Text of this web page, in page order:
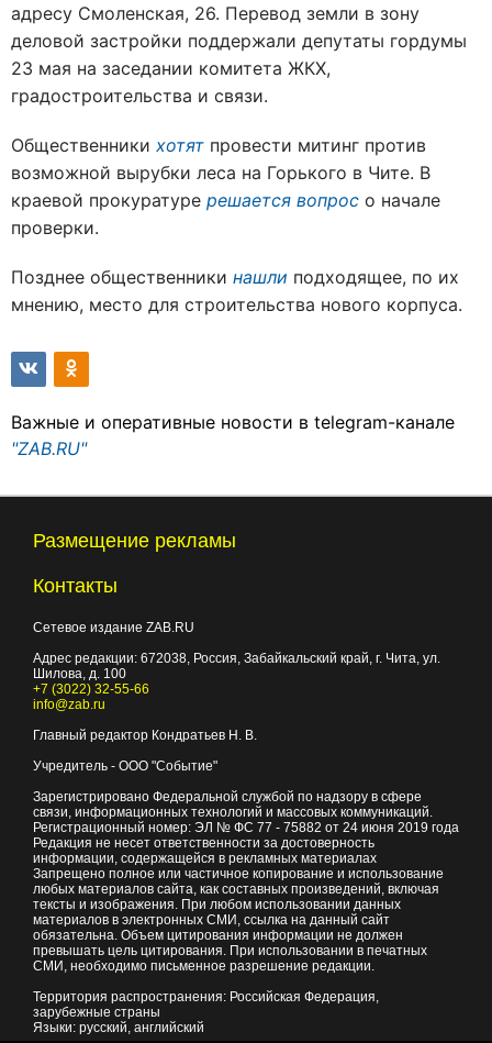
адресу Смоленская, 26. Перевод земли в зону
деловой застройки поддержали депутаты гордумы
23 мая на заседании комитета ЖКХ,
градостроительства и связи.
Общественники хотят провести митинг против
возможной вырубки леса на Горького в Чите. В
краевой прокуратуре решается вопрос о начале
проверки.
Позднее общественники нашли подходящее, по их
мнению, место для строительства нового корпуса.
Важные и оперативные новости в telegram-канале
"ZAB.RU"
Размещение рекламы
Контакты
Сетевое издание ZAB.RU
Адрес редакции: 672038, Россия, Забайкальский край, г. Чита, ул.
Шилова, д. 100
+7 (3022) 32-55-66
info@zab.ru
Главный редактор Кондратьев Н. В.
Учредитель - ООО "Событие"
Зарегистрировано Федеральной службой по надзору в сфере
связи, информационных технологий и массовых коммуникаций.
Регистрационный номер: ЭЛ № ФС 77 - 75882 от 24 июня 2019 года
Редакция не несет ответственности за достоверность
информации, содержащейся в рекламных материалах
Запрещено полное или частичное копирование и использование
любых материалов сайта, как составных произведений, включая
тексты и изображения. При любом использовании данных
материалов в электронных СМИ, ссылка на данный сайт
обязательна. Объем цитирования информации не должен
превышать цель цитирования. При использовании в печатных
СМИ, необходимо письменное разрешение редакции.
Территория распространения: Российская Федерация,
зарубежные страны
Языки: русский, английский